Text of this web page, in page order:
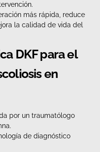
más rápida, reduce
la calidad de vida del
DKF para el
en
por un traumatólogo
de diagnóstico